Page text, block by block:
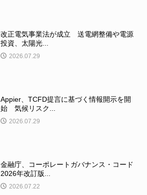
改正電気事業法が成立 送電網整備や電源
投資、太陽光...
2026.07.29
Appier、TCFD提言に基づく情報開示を開
始 気候リスク...
2026.07.29
金融庁、コーポレートガバナンス・コード
2026年改訂版...
2026.07.22